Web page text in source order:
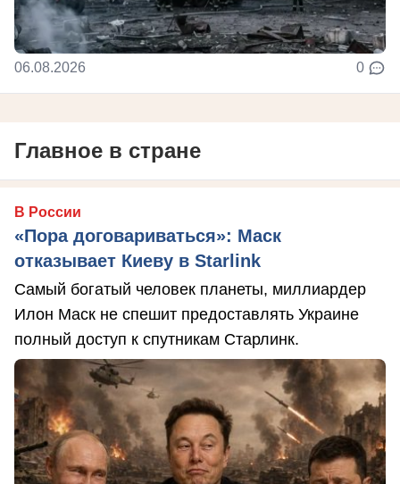
06.08.2026 0
Главное в стране
В России
«Пора договариваться»: Маск
отказывает Киеву в Starlink
Самый богатый человек планеты, миллиардер
Илон Маск не спешит предоставлять Украине
полный доступ к спутникам Старлинк.